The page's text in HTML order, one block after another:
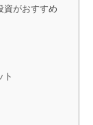
資がおすすめ
ト